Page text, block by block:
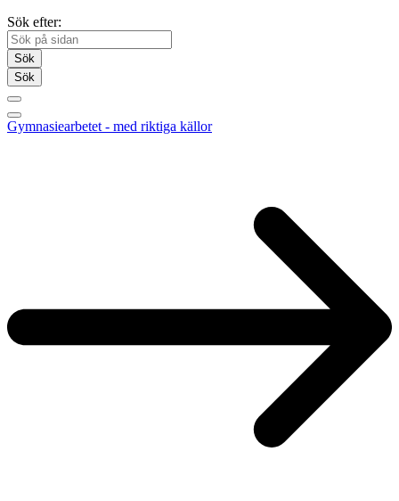
Sök efter:
Sök
Sök
Gymnasiearbetet - med riktiga källor